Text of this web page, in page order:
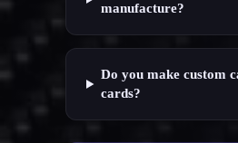
manufacture?
Do you make custom
cards?